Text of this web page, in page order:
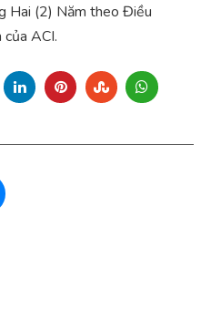
Hai (2) Năm theo Điều
của ACI.